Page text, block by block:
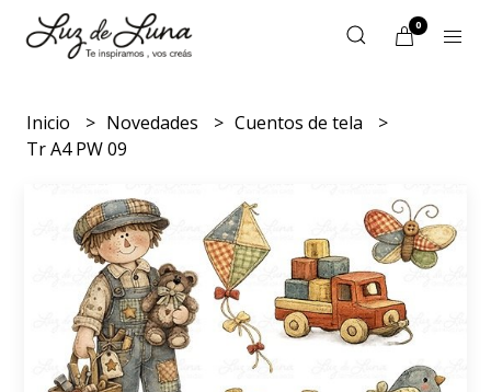
0
Inicio Novedades
Cuentos de tela
Tr A4 PW 09